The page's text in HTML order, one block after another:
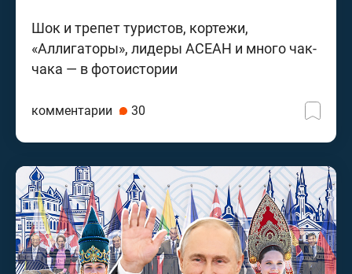
Шок и трепет туристов, кортежи,
«Аллигаторы», лидеры АСЕАН и много чак-
чака — в фотоистории
комментарии 30